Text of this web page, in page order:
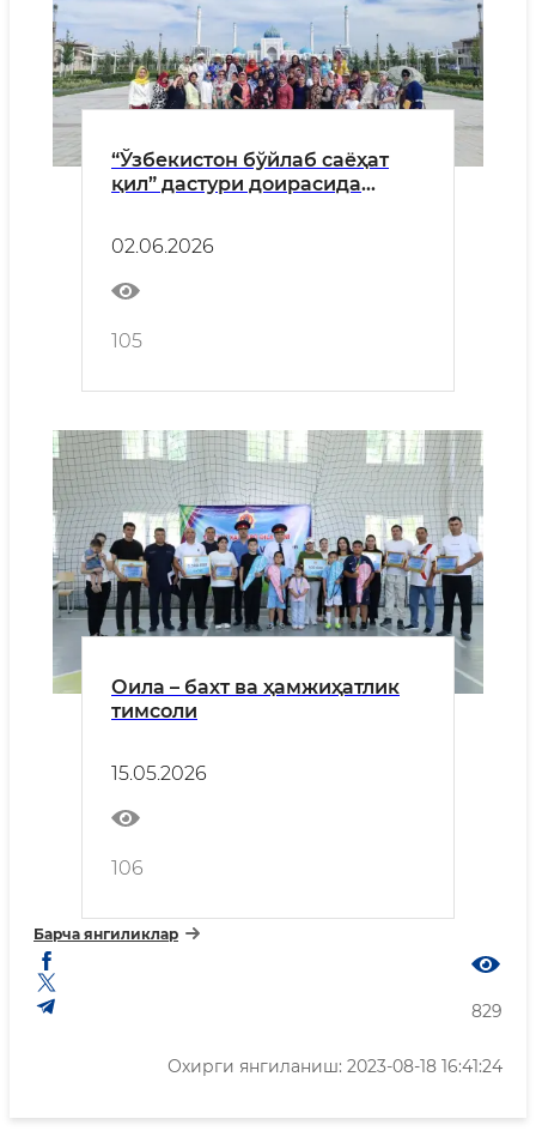
“Ўзбекистон бўйлаб саёҳат
қил” дастури доирасида
02.06.2026
105
Оила – бахт ва ҳамжиҳатлик
тимсоли
15.05.2026
106
Барча янгиликлар
829
Охирги янгиланиш: 2023-08-18 16:41:24